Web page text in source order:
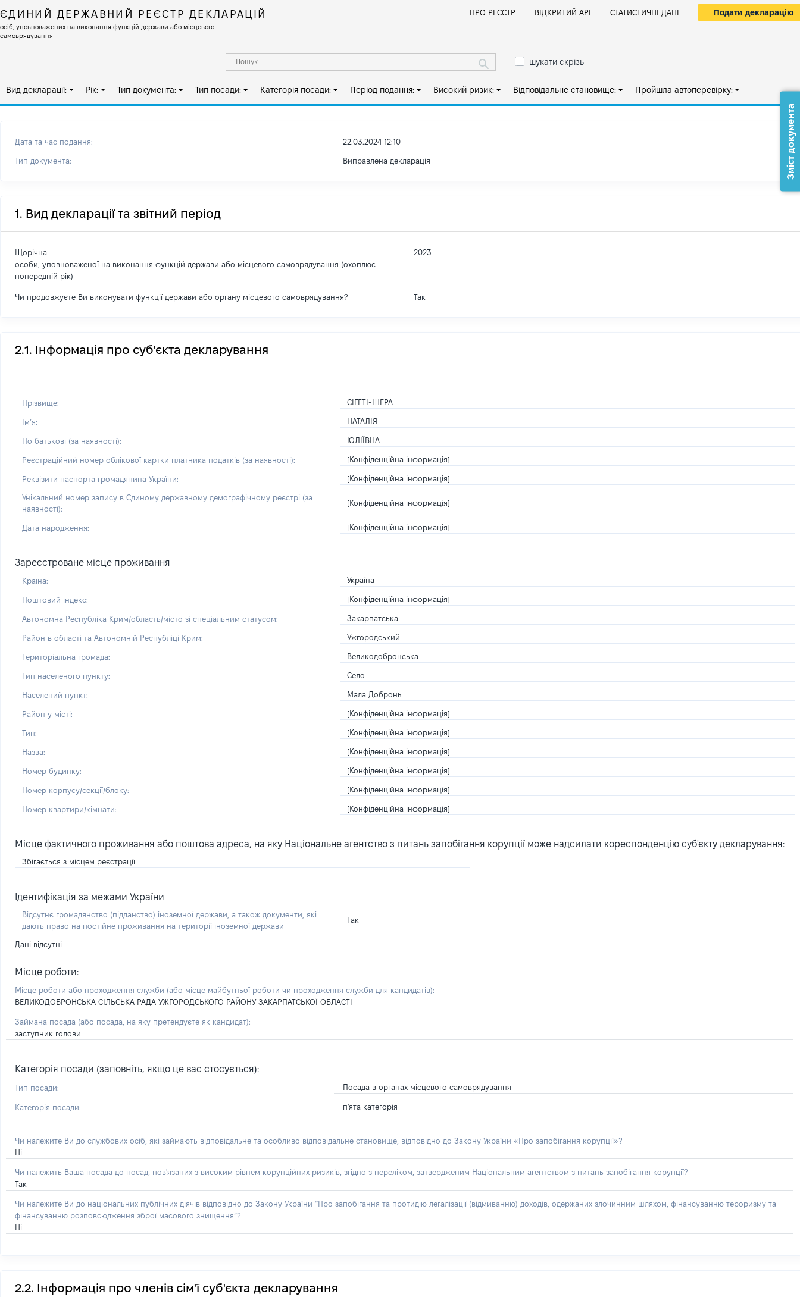
ЄДИНИЙ ДЕРЖАВНИЙ РЕЄСТР ДЕКЛАРАЦІЙ
осіб, уповноважених на виконання функцій держави або місцевого
самоврядування
ПРО РЕЄСТР ВІДКРИТИЙ АРІ СТАТИСТИЧНІ ДАНІ Подати декларацію
шукати скрізь
Вид декларації: Рік: Тип документа: Тип посади: Категорія посади: Період подання: Високий ризик: Відповідальне становище: Пройшла автоперевірку:
Дата та час подання: 22.03.2024 12:10
Тип документа: Виправлена декларація
1. Вид декларації та звітний період
Щорічна
особи, уповноваженої на виконання функцій держави або місцевого самоврядування (охоплює
попередній рік)
2023
Чи продовжуєте Ви виконувати функції держави або органу місцевого самоврядування? Так
2.1. Інформація про суб'єкта декларування
Прізвище: СІГЕТІ-ШЕРА
Імʼя: НАТАЛІЯ
По батькові (за наявності): ЮЛІЇВНА
Реєстраційний номер облікової картки платника податків (за наявності): [Конфіденційна інформація]
Реквізити паспорта громадянина України: [Конфіденційна інформація]
Унікальний номер запису в Єдиному державному демографічному реєстрі (за
наявності):
[Конфіденційна інформація]
Дата народження: [Конфіденційна інформація]
Зареєстроване місце проживання
Країна: Україна
Поштовий індекс: [Конфіденційна інформація]
Автономна Республіка Крим/область/місто зі спеціальним статусом: Закарпатська
Район в області та Автономній Республіці Крим: Ужгородський
Територіальна громада: Великодобронська
Тип населеного пункту: Село
Населений пункт: Мала Добронь
Район у місті: [Конфіденційна інформація]
Тип: [Конфіденційна інформація]
Назва: [Конфіденційна інформація]
Номер будинку: [Конфіденційна інформація]
Номер корпусу/секції/блоку: [Конфіденційна інформація]
Номер квартири/кімнати: [Конфіденційна інформація]
Місце фактичного проживання або поштова адреса, на яку Національне агентство з питань запобігання корупції може надсилати кореспонденцію суб'єкту декларування:
Збігається з місцем реєстрації
Ідентифікація за межами України
Відсутнє громадянство (підданство) іноземної держави, а також документи, які
дають право на постійне проживання на території іноземної держави
Так
Дані відсутні
Місце роботи:
Місце роботи або проходження служби (або місце майбутньої роботи чи проходження служби для кандидатів):
ВЕЛИКОДОБРОНСЬКА СІЛЬСЬКА РАДА УЖГОРОДСЬКОГО РАЙОНУ ЗАКАРПАТСЬКОЇ ОБЛАСТІ
Займана посада (або посада, на яку претендуєте як кандидат):
заступник голови
Категорія посади (заповніть, якщо це вас стосується):
Тип посади: Посада в органах місцевого самоврядування
Категорія посади: п'ята категорія
Чи належите Ви до службових осіб, які займають відповідальне та особливо відповідальне становище, відповідно до Закону України «Про запобігання корупції»?
Ні
Чи належить Ваша посада до посад, пов'язаних з високим рівнем корупційних ризиків, згідно з переліком, затвердженим Національним агентством з питань запобігання корупції?
Так
Чи належите Ви до національних публічних діячів відповідно до Закону України “Про запобігання та протидію легалізації (відмиванню) доходів, одержаних злочинним шляхом, фінансуванню тероризму та
фінансуванню розповсюдження зброї масового знищення”?
Ні
2.2. Інформація про членів сім'ї суб'єкта декларування
Зміст документа